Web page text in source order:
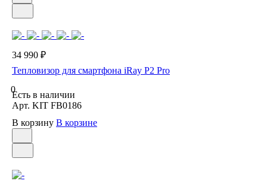
34 990 ₽
Тепловизор для смартфона iRay P2 Pro
0
Есть в наличии
Арт. KIT FB0186
В корзину В корзине